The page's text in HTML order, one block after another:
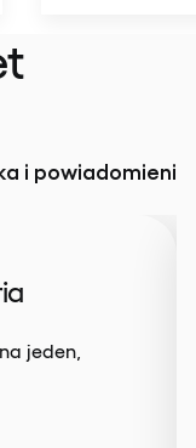
i powiadomienia
jeden,